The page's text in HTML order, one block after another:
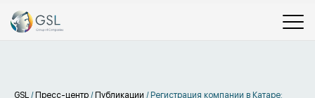
GSL / Пресс-центр / Публикации / Регистрация компании в Катаре: